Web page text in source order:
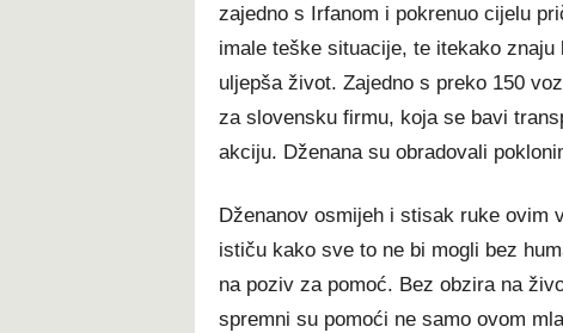
zajedno s Irfanom i pokrenuo cijelu
imale teške situacije, te itekako
uljepša život. Zajedno s preko 150
za slovensku firmu, koja se bavi
akciju. Dženana su obradovali
Dženanov osmijeh i stisak ruke ovim
ističu kako sve to ne bi mogli bez
na poziv za pomoć. Bez obzira na
spremni su pomoći ne samo ovom